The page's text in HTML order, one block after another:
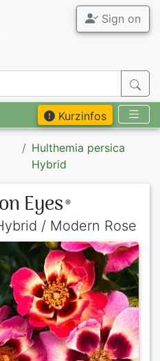
Sign on
Kurzinfos
Hulthemia persica
Hybrid
Eyes ®
/ Modern Rose